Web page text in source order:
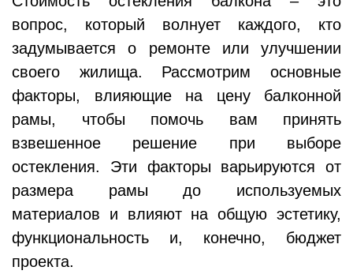
вопрос, который волнует каждого, кто
задумывается о ремонте или улучшении
своего жилища. Рассмотрим основные
факторы, влияющие на цену балконной
рамы, чтобы помочь вам принять
взвешенное решение при выборе
остекления. Эти факторы варьируются от
размера рамы до используемых
материалов и влияют на общую эстетику,
функциональность и, конечно, бюджет
проекта.